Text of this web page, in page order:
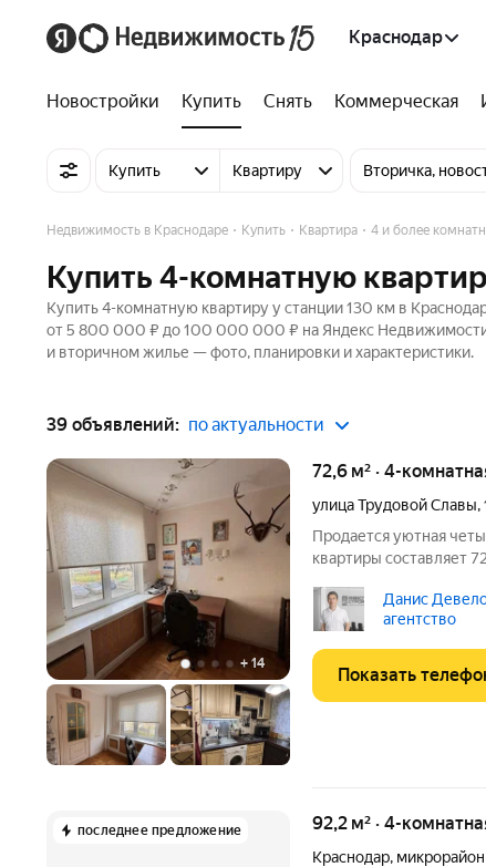
Краснодар
Новостройки Купить Снять Коммерческая
Купить Квартиру Вторичка,
Недвижимость в Краснодаре Купить Квартира 4 и более
Купить 4-комнатную
Купить 4-комнатную квартиру у станции 130 км в
от 5 800 000 ₽ до 100 000 000 ₽ на Яндекс
и вторичном жилье — фото, планировки и характеристики.
39 объявлений: по актуальности
+ 14
72,6 м² · 4-
улица Трудовой Славы,
Продается уютная
квартиры составляет
Высота потолков 2.5
косметический
Данис
агентство
Показать
последнее предложение 92,2 м² · 4-
Краснодар,